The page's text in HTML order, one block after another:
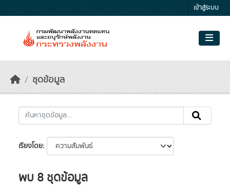
เข้าสู่ระบบ
ชุดข้อมูล
เรียงโดย
พบ 8 ชุดข้อมูล